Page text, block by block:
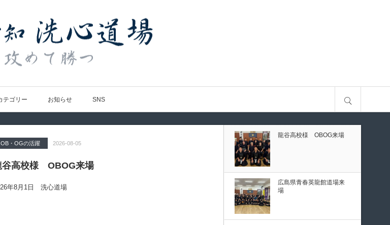
テゴリー お知らせ SNS
OB・OGの活躍 2026-08-05
谷高校様 OBOG来場
年8月1日 洗心道場
Topics 2026-08-05
県青春英龍館道場来場
年7月25日（土）洗心道場
大会の結果 2026-07-31
県の星城高校へ出稽古
年7月24日(金)
大会の結果 2026-07-25
80回愛知県中学校総合体育大会・地区予選
年7月24日（金）
大会の結果 2026-07-22
136回愛知県剣道道場連盟研修会トーナメント戦
年7月19日（日）昭和スポーツセンター
第136回愛知県剣道道場連
龍谷高校様 OBOG来場
広島県青春英龍館道場来
場